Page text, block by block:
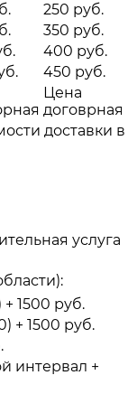
250 руб.
350 руб.
400 руб.
450 руб.
Цена
договрная
доставки в
услуга
+ 1500 руб.
+ 1500 руб.
интервал +